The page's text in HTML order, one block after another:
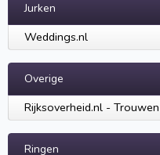
Jurken
Weddings.nl
Overige
Rijksoverheid.nl - Trouwen
Ringen